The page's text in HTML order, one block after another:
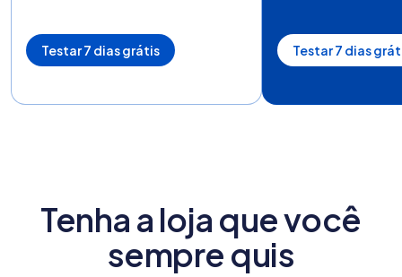
Testar 7 dias grátis Testar 7 dias
Tenha a loja que você
sempre quis